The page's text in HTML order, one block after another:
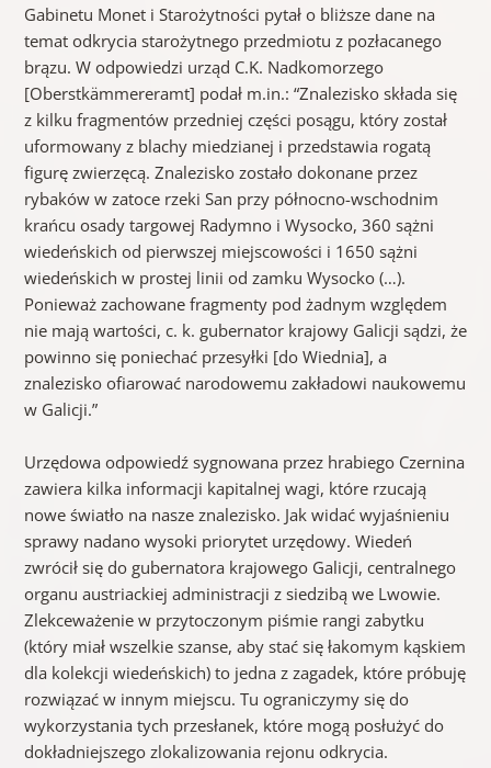
Gabinetu Monet i Starożytności pytał o bliższe dane na
temat odkrycia starożytnego przedmiotu z pozłacanego
brązu. W odpowiedzi urząd C.K. Nadkomorzego
[Oberstkämmereramt] podał m.in.: “Znalezisko składa się
z kilku fragmentów przedniej części posągu, który został
uformowany z blachy miedzianej i przedstawia rogatą
figurę zwierzęcą. Znalezisko zostało dokonane przez
rybaków w zatoce rzeki San przy północno-wschodnim
krańcu osady targowej Radymno i Wysocko, 360 sążni
wiedeńskich od pierwszej miejscowości i 1650 sążni
wiedeńskich w prostej linii od zamku Wysocko (…).
Ponieważ zachowane fragmenty pod żadnym względem
nie mają wartości, c. k. gubernator krajowy Galicji sądzi, że
powinno się poniechać przesyłki [do Wiednia], a
znalezisko ofiarować narodowemu zakładowi naukowemu
w Galicji.”
Urzędowa odpowiedź sygnowana przez hrabiego Czernina
zawiera kilka informacji kapitalnej wagi, które rzucają
nowe światło na nasze znalezisko. Jak widać wyjaśnieniu
sprawy nadano wysoki priorytet urzędowy. Wiedeń
zwrócił się do gubernatora krajowego Galicji, centralnego
organu austriackiej administracji z siedzibą we Lwowie.
Zlekceważenie w przytoczonym piśmie rangi zabytku
(który miał wszelkie szanse, aby stać się łakomym kąskiem
dla kolekcji wiedeńskich) to jedna z zagadek, które próbuję
rozwiązać w innym miejscu. Tu ograniczymy się do
wykorzystania tych przesłanek, które mogą posłużyć do
dokładniejszego zlokalizowania rejonu odkrycia.